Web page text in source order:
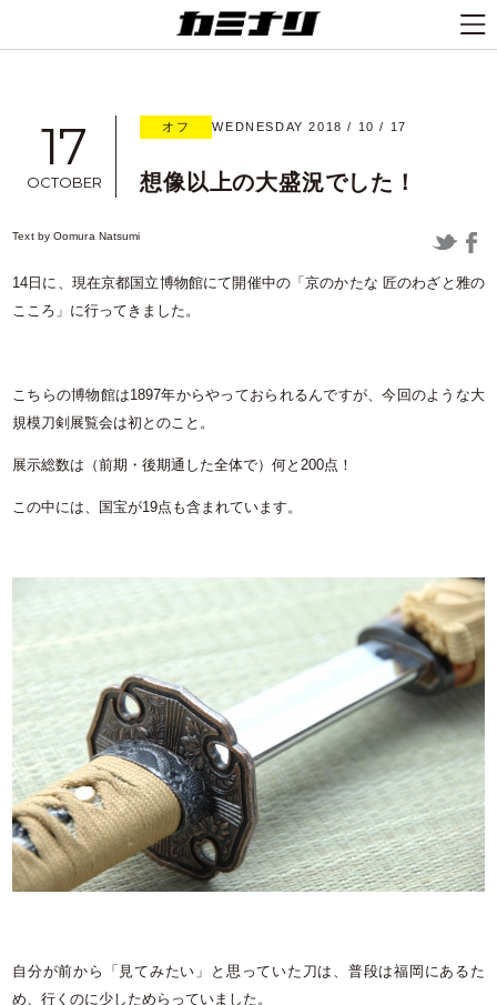
17
OCTOBER
オフ WEDNESDAY 2018 / 10 / 17
想像以上の大盛況でした！
Text byOomura Natsumi
14日に、現在京都国立博物館にて開催中の「京のかたな 匠のわざと雅の
こころ」に行ってきました。
こちらの博物館は1897年からやっておられるんですが、今回のような大
規模刀剣展覧会は初とのこと。
展示総数は（前期・後期通した全体で）何と200点！
この中には、国宝が19点も含まれています。
自分が前から「見てみたい」と思っていた刀は、普段は福岡にあるた
め、行くのに少しためらっていました。